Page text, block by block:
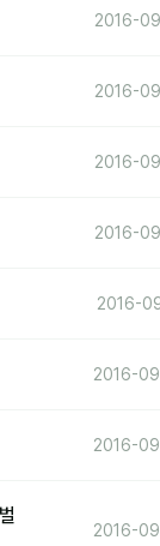
2016-
2016-
2016-
2016-
2016-
2016-
2016-
2016-